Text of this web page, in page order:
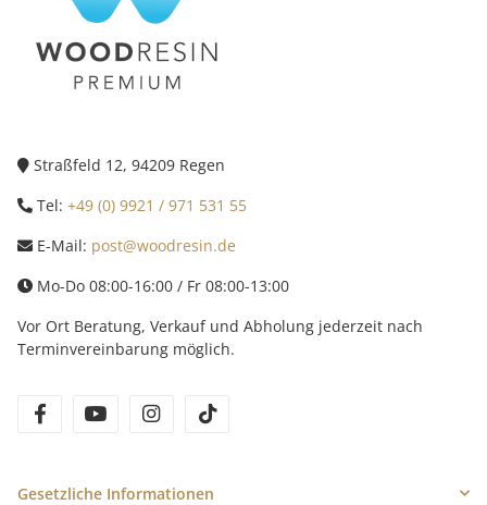
Straßfeld 12, 94209 Regen
Tel: +49 (0) 9921 / 971 531 55
E-Mail: post@woodresin.de
Mo-Do 08:00-16:00 / Fr 08:00-13:00
Vor Ort Beratung, Verkauf und Abholung jederzeit nach
Terminvereinbarung möglich.
facebookyoutube instagram
Gesetzliche Informationen